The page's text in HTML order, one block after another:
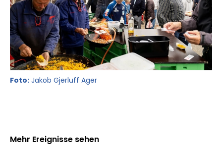
Foto: Jakob Gjerluff Ager
Mehr Ereignisse sehen